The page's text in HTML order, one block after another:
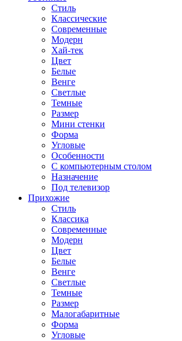
Стиль
Классические
Современные
Модерн
Хай-тек
Цвет
Белые
Венге
Светлые
Темные
Размер
Мини стенки
Форма
Угловые
Особенности
С компьютерным столом
Назначение
Под телевизор
Прихожие
Стиль
Классика
Современные
Модерн
Цвет
Белые
Венге
Светлые
Темные
Размер
Малогабаритные
Форма
Угловые